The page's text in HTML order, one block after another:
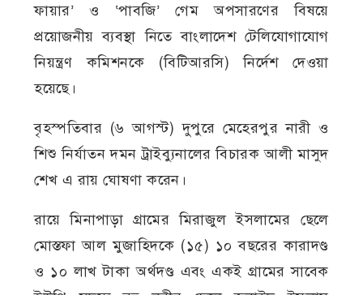
ফায়ার’ ও ‘পাবজি’ গেম অপসারণের বিষয়ে
প্রয়োজনীয় ব্যবস্থা নিতে বাংলাদেশ টেলিযোগাযোগ
নিয়ন্ত্রণ কমিশনকে (বিটিআরসি) নির্দেশ দেওয়া
হয়েছে।
বৃহস্পতিবার (৬ আগস্ট) দুপুরে মেহেরপুর নারী ও
শিশু নির্যাতন দমন ট্রাইব্যুনালের বিচারক আলী মাসুদ
শেখ এ রায় ঘোষণা করেন।
রায়ে মিনাপাড়া গ্রামের মিরাজুল ইসলামের ছেলে
মোস্তফা আল মুজাহিদকে (১৫) ১০ বছরের কারাদণ্ড
ও ১০ লাখ টাকা অর্থদণ্ড এবং একই গ্রামের সাবেক